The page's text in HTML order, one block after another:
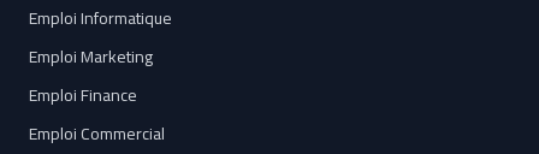
Emploi Informatique
Emploi Marketing
Emploi Finance
Emploi Commercial